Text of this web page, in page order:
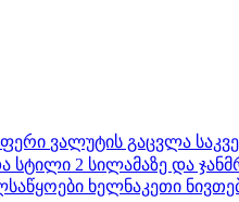
ვალუტის გაცვლა
სტილი 2 სილამაზე და
ხელნაკეთი